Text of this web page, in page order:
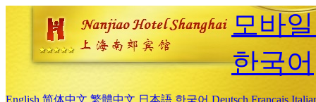
모바
한국어
English 简体中文 繁體中文 日本語 한국어 Deutsch Français